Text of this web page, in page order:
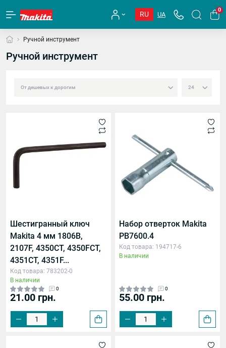
RU UA
0
Ручной инструмент
Ручной инструмент
Шестигранный ключ
Makita 4 мм 1806B,
2107F, 4350CT, 4350FCT,
4351CT, 4351F...
Код товара: 783202-0
В наличии
0
21.00 грн.
Набор отверток Makita
PB7600.4
Код товара: 194717-6
В наличии
0
55.00 грн.